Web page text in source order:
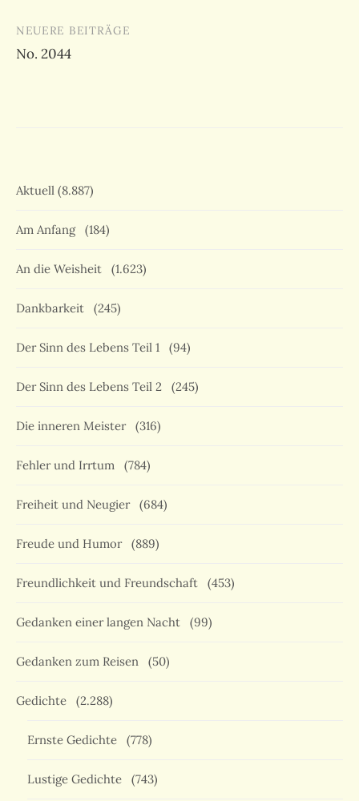
NEUERE BEITRÄGE
No. 2044
Aktuell (8.887)
Am Anfang (184)
An die Weisheit (1.623)
Dankbarkeit (245)
Der Sinn des Lebens Teil 1 (94)
Der Sinn des Lebens Teil 2 (245)
Die inneren Meister (316)
Fehler und Irrtum (784)
Freiheit und Neugier (684)
Freude und Humor (889)
Freundlichkeit und Freundschaft (453)
Gedanken einer langen Nacht (99)
Gedanken zum Reisen (50)
Gedichte (2.288)
Ernste Gedichte (778)
Lustige Gedichte (743)